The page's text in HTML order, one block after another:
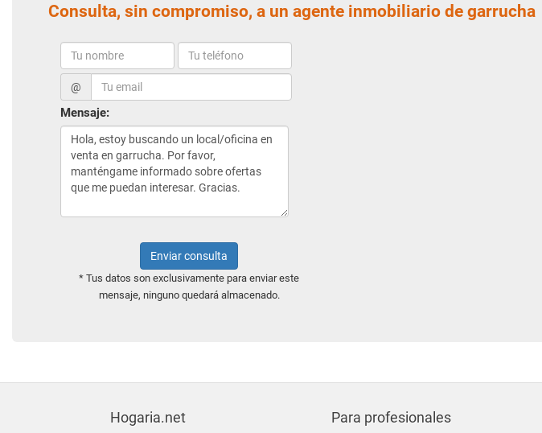
Consulta, sin compromiso, a un agente inmobiliario de garrucha
@
Mensaje:
Enviar consulta
* Tus datos son exclusivamente para enviar este
mensaje, ninguno quedará almacenado.
Hogaria.net Para profesionales